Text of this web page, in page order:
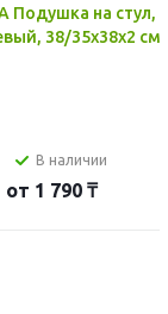
Подушка на стул,
38/35x38x2 см
В наличии
от 1 790 ₸